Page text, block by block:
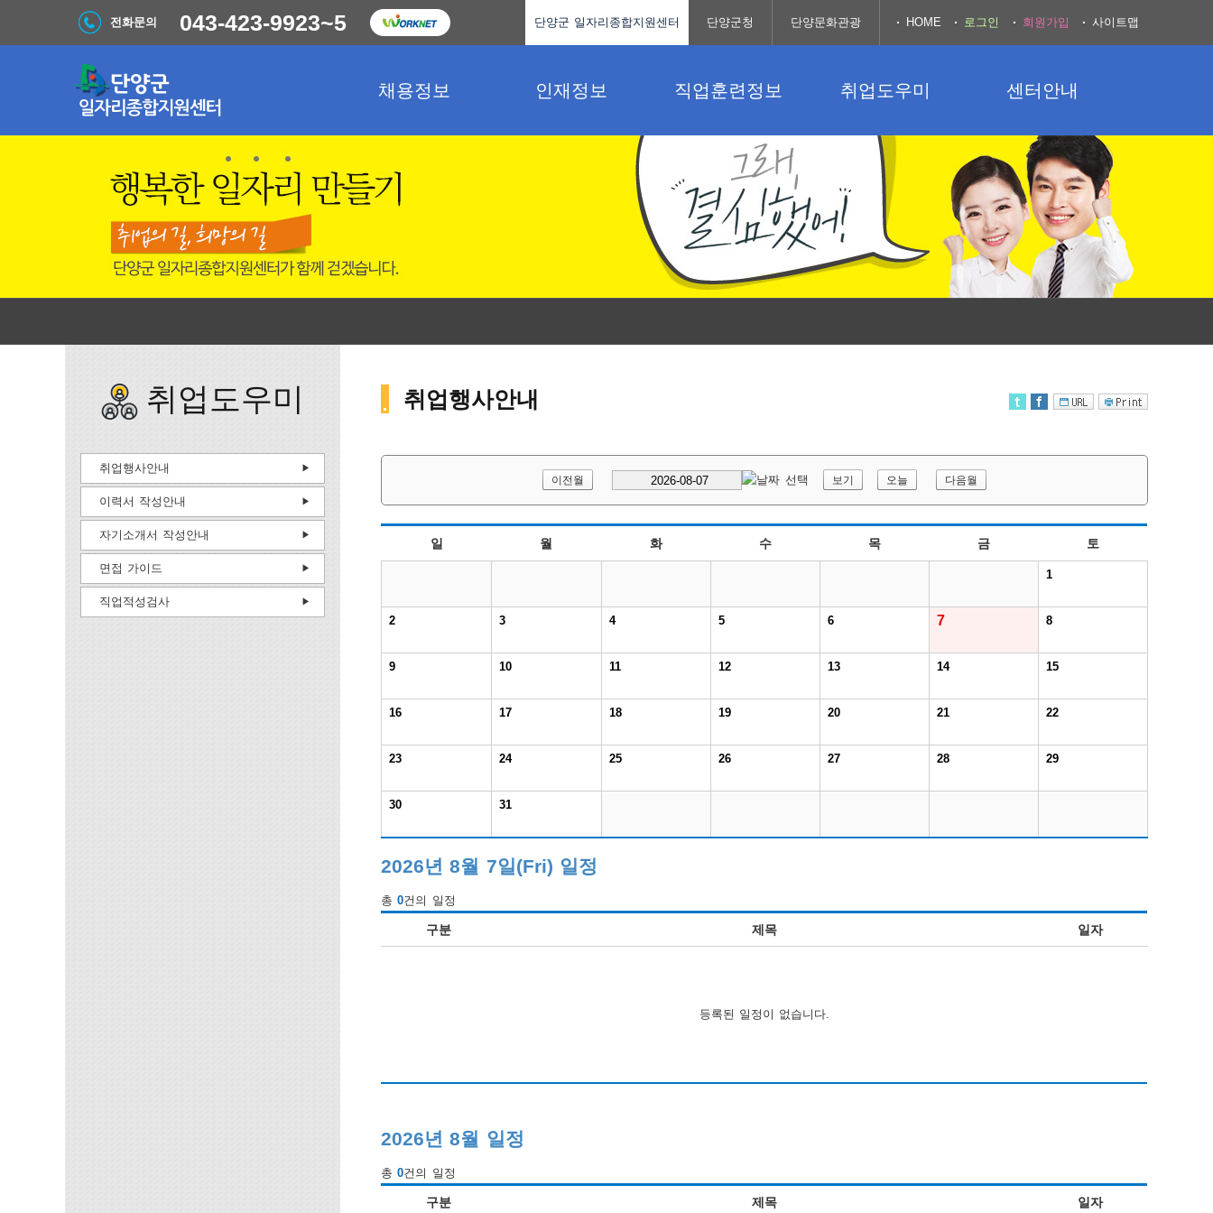
채용정보 인재정보 직업훈련정보 취업도우미 센터안내
전화문의 043-423-9923~5 단양군 일자리종합지원센터 단양군청 단양문화관광 HOME 로그인 회원가입 사이트맵
취업행사안내
이전월 보기 오늘 다음월
일 월 화 수 목 금 토
1
2 3 4 5 6 7 8
9 10 11 12 13 14 15
16 17 18 19 20 21 22
23 24 25 26 27 28 29
30 31
2026년 8월 7일(Fri) 일정
총0건의 일정
구분 제목 일자
등록된 일정이 없습니다.
2026년 8월 일정
총0건의 일정
구분 제목 일자
취업도우미
취업행사안내
이력서 작성안내
자기소개서 작성안내
면접 가이드
직업적성검사